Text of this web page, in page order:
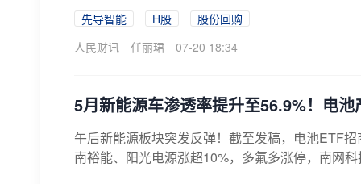
先导智能 H股
股份回购
人民财讯
任丽珺 07-20 18:34
5月新能源车渗透率提升至56.9%！电
午后新能源板块突发反弹！截至发稿，电池ETF
南裕能、阳光电源涨超10%，多氟多涨停，南网